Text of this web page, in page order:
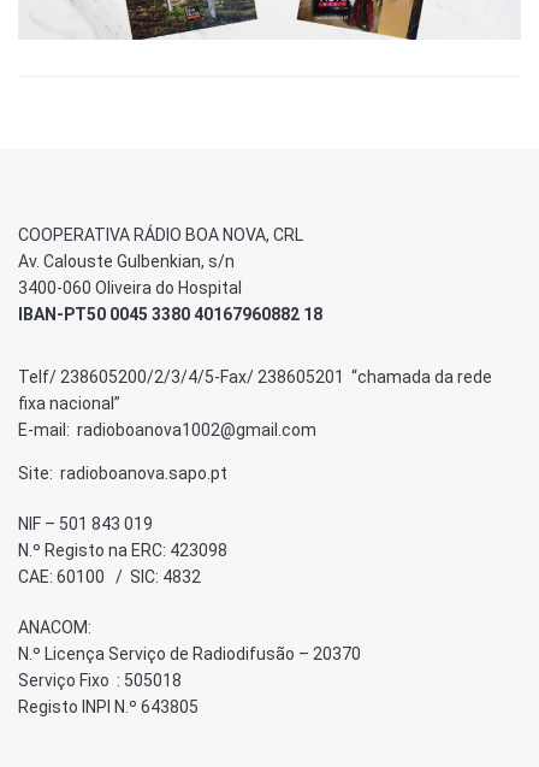
COOPERATIVA RÁDIO BOA NOVA, CRL
Av. Calouste Gulbenkian, s/n
3400-060 Oliveira do Hospital
IBAN-PT50 0045 3380 40167960882 18
Telf/ 238605200/2/3/4/5-Fax/ 238605201 “chamada da rede
fixa nacional”
E-mail: radioboanova1002@gmail.com
Site: radioboanova.sapo.pt
NIF – 501 843 019
N.º Registo na ERC: 423098
CAE: 60100 / SIC: 4832
ANACOM:
N.º Licença Serviço de Radiodifusão – 20370
Serviço Fixo : 505018
Registo INPI N.º 643805